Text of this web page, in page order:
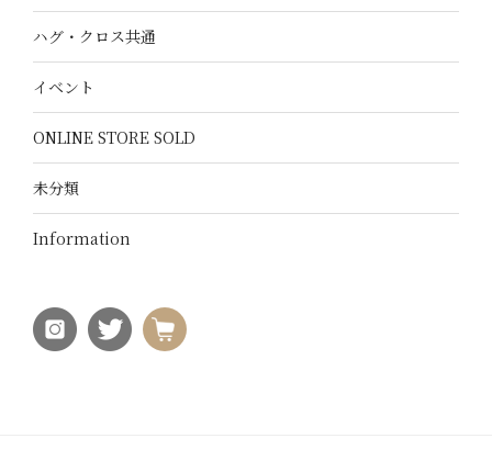
ハグ・クロス共通
イベント
ONLINE STORE SOLD
未分類
Information